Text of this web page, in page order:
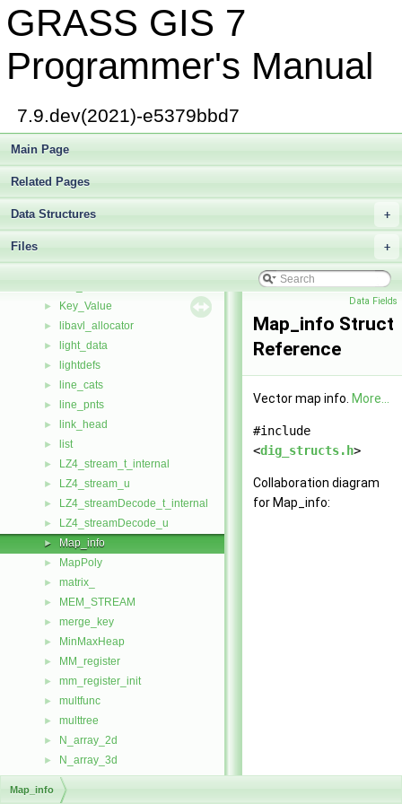
GRASS GIS 7
Programmer's Manual
7.9.dev(2021)-e5379bbd7
Main Page
Related Pages
+
Data Structures
+
Files
► Graph_info
► gsurf_att
► HeapElement
Histogram
History
html_state
► IClass_statistics
► ilist
► im_buffer
► interp_params
► kdnode
► kdtree
► Key_Value
► libavl_allocator
► light_data
► lightdefs
► line_cats
► line_pnts
► link_head
► list
► LZ4_stream_t_internal
► LZ4_stream_u
► LZ4_streamDecode_t_internal
► LZ4_streamDecode_u
► Map_info
► MapPoly
► matrix_
► MEM_STREAM
► merge_key
► MinMaxHeap
► MM_register
► mm_register_init
► multfunc
► multtree
► N_array_2d
► N_array_3d
N_data_star
N_geom_data
Data Fields
Map_info Struct
Reference
Vector map info. More...
#include
<dig_structs.h>
Collaboration diagram
for Map_info:
Map_info